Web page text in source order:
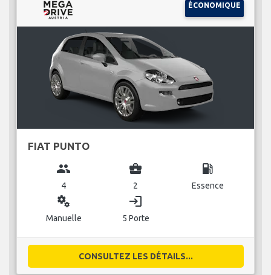
ÉCONOMIQUE
FIAT PUNTO
group
4
business_center
2
local_gas_station
Essence
miscellaneous_services
Manuelle
login
5 Porte
CONSULTEZ LES DÉTAILS...